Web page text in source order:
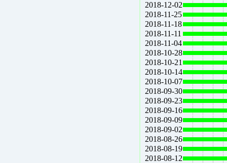
2018-12-02
2018-11-25
2018-11-18
2018-11-11
2018-11-04
2018-10-28
2018-10-21
2018-10-14
2018-10-07
2018-09-30
2018-09-23
2018-09-16
2018-09-09
2018-09-02
2018-08-26
2018-08-19
2018-08-12